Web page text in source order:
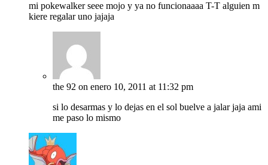
mi pokewalker seee mojo y ya no funcionaaaa T-T alguien m
kiere regalar uno jajaja
the 92 on enero 10, 2011 at 11:32 pm
si lo desarmas y lo dejas en el sol buelve a jalar jaja ami
me paso lo mismo